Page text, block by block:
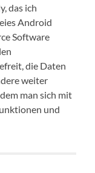
das ich
Android
Software
die Daten
weiter
man sich mit
und